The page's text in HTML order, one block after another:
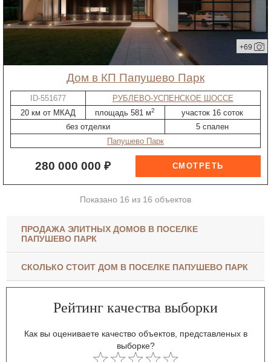
+69
дом в КП Папушево Парк
ID-551677
РУБЛЕВО-УСПЕНСКОЕ ШОССЕ
20 км от МКАД
площадь 581 м2
участок 16 соток
без отделки
5 спален
Папушево Парк
280 000 000 ₽
Показано 16 из 16 объектов
ПРОДАЖА ЭЛИТНЫХ ДОМОВ В ПОСЕЛКЕ
ПАПУШЕВО ПАРК
СКОЛЬКО СТОИТ ДОМ В ПОСЕЛКЕ ПАПУШЕВО ПАРК
Рейтинг качества выборки
Как вы оцениваете качество объектов, представленых в
выборке?